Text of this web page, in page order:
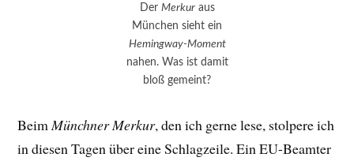
Der Merkuraus
München sieht ein
Hemingway-Moment
nahen. Was ist damit
bloß gemeint?
BeimMünchner Merkur, den ich gerne lese, stolpere ich
in diesen Tagen über eine Schlagzeile. Ein EU-Beamter